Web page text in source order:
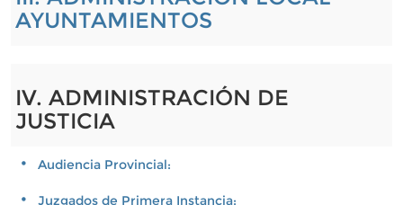
AYUNTAMIENTOS
IV. ADMINISTRACIÓN DE
JUSTICIA
Audiencia Provincial:
Juzgados de Primera Instancia: